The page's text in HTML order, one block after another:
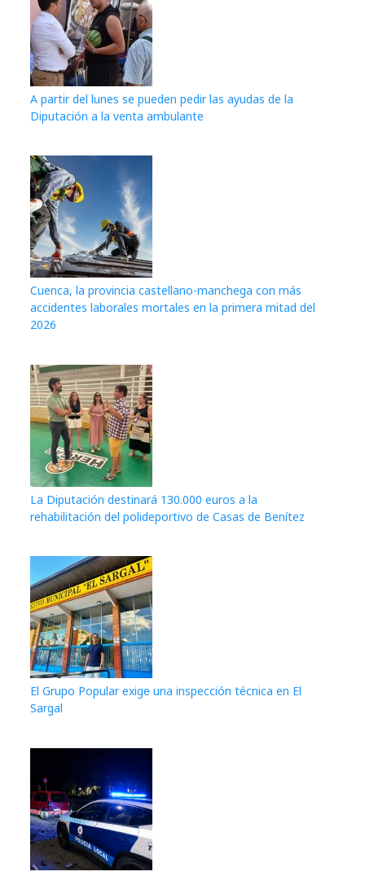
A partir del lunes se pueden pedir las ayudas de la
Diputación a la venta ambulante
Cuenca, la provincia castellano-manchega con más
accidentes laborales mortales en la primera mitad del
2026
La Diputación destinará 130.000 euros a la
rehabilitación del polideportivo de Casas de Benítez
El Grupo Popular exige una inspección técnica en El
Sargal